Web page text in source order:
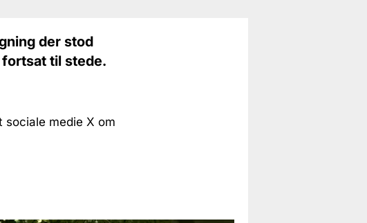
der stod
til stede.
sociale medie X om